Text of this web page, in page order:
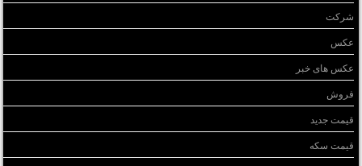
شرکت
عکس
عکس های خبر
فروش
قیمت جدید
قیمت سکه